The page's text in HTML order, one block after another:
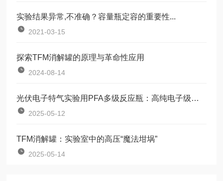
实验结果异常,不准确？容量瓶定容的重要性...
2021-03-15
探索TFM消解罐的原理与革命性应用
2024-08-14
光伏电子特气实验用PFA多级反应瓶：高纯电子级气体串联吸收瓶
2025-05-12
TFM消解罐：实验室中的高压“魔法坩埚”
2025-05-14